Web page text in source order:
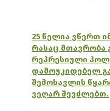
25 წელია ვწერთ
რასაც მთავრობა
რეპრესიული
დამოუკიდებელ
შემოსავლის
ვეღარ შევძლებთ.